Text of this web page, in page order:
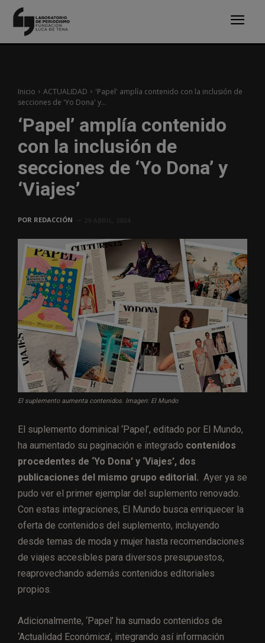
Inicio ACTUALIDAD
'Papel' amplía contenido con la inclusión de
secciones de 'Yo Dona' y...
‘Papel’ amplía contenido
con la inclusión de
secciones de ‘Yo Dona’ y
‘Viajes’
POR REDACCIÓN
El suplemento aumenta contenidos. Imagen: El Mundo
El suplemento dominical ‘Papel’, editado por El Mundo,
ha aumentado su paginación e integrado contenidos
procedentes de ‘Yo Dona’ y ‘Viajes’, dos
publicaciones del mismo grupo editorial. Ayer ya se
pudo ver el primer ejemplar del suplemento renovado.
Con estas integraciones, El Mundo busca enriquecer la
oferta de contenidos del suplemento, incluyendo
desde temas de moda y mujer hasta recomendaciones
de viajes accesibles para diversos presupuestos,
reaprovechando además contenidos editoriales
propios.
Adicionalmente, ‘Papel’ ha sumado contenidos de
‘Actualidad Económica’, integrando así información